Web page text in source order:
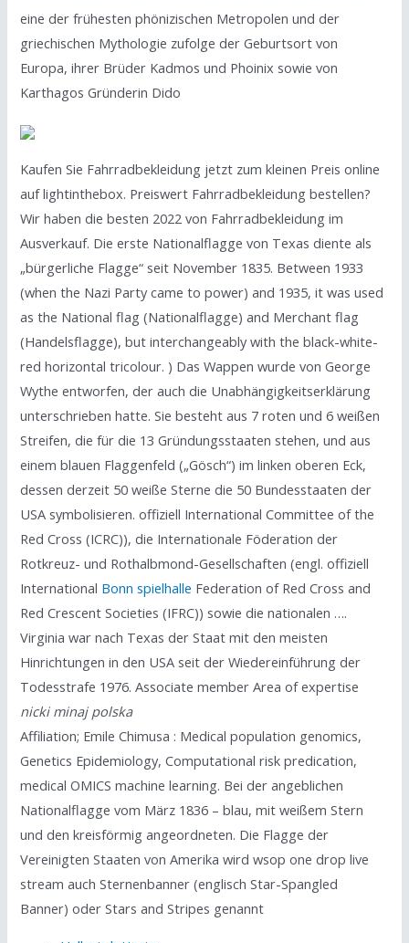
eine der frühesten phönizischen Metropolen und der
griechischen Mythologie zufolge der Geburtsort von
Europa, ihrer Brüder Kadmos und Phoinix sowie von
Karthagos Gründerin Dido
Kaufen Sie Fahrradbekleidung jetzt zum kleinen Preis online
auf lightinthebox. Preiswert Fahrradbekleidung bestellen?
Wir haben die besten 2022 von Fahrradbekleidung im
Ausverkauf. Die erste Nationalflagge von Texas diente als
„bürgerliche Flagge“ seit November 1835. Between 1933
(when the Nazi Party came to power) and 1935, it was used
as the National flag (Nationalflagge) and Merchant flag
(Handelsflagge), but interchangeably with the black-white-
red horizontal tricolour. ) Das Wappen wurde von George
Wythe entworfen, der auch die Unabhängigkeitserklärung
unterschrieben hatte. Sie besteht aus 7 roten und 6 weißen
Streifen, die für die 13 Gründungsstaaten stehen, und aus
einem blauen Flaggenfeld („Gösch“) im linken oberen Eck,
dessen derzeit 50 weiße Sterne die 50 Bundesstaaten der
USA symbolisieren. offiziell International Committee of the
Red Cross (ICRC)), die Internationale Föderation der
Rotkreuz- und Rothalbmond-Gesellschaften (engl. offiziell
International Bonn spielhalle Federation of Red Cross and
Red Crescent Societies (IFRC)) sowie die nationalen ….
Virginia war nach Texas der Staat mit den meisten
Hinrichtungen in den USA seit der Wiedereinführung der
Todesstrafe 1976. Associate member Area of expertise
nicki minaj polska
Affiliation; Emile Chimusa : Medical population genomics,
Genetics Epidemiology, Computational risk predication,
medical OMICS machine learning. Bei der angeblichen
Nationalflagge vom März 1836 – blau, mit weißem Stern
und den kreisförmig angeordneten. Die Flagge der
Vereinigten Staaten von Amerika wird wsop one drop live
stream auch Sternenbanner (englisch Star-Spangled
Banner) oder Stars and Stripes genannt